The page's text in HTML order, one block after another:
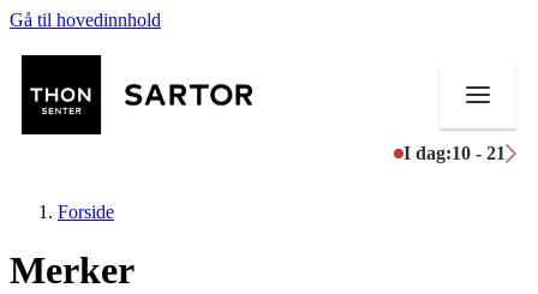
Gå til hovedinnhold
I dag:10 - 21
Forside
Merker